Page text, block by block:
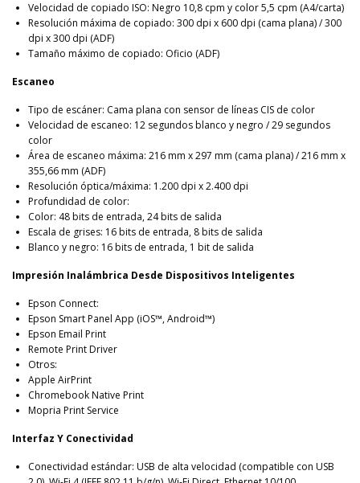
Velocidad de copiado ISO: Negro 10,8 cpm y color 5,5 cpm (A4/carta)
Resolución máxima de copiado: 300 dpi x 600 dpi (cama plana) / 300
dpi x 300 dpi (ADF)
Tamaño máximo de copiado: Oficio (ADF)
Escaneo
Tipo de escáner: Cama plana con sensor de líneas CIS de color
Velocidad de escaneo: 12 segundos blanco y negro / 29 segundos
color
Área de escaneo máxima: 216 mm x 297 mm (cama plana) / 216 mm x
355,66 mm (ADF)
Resolución óptica/máxima: 1.200 dpi x 2.400 dpi
Profundidad de color:
Color: 48 bits de entrada, 24 bits de salida
Escala de grises: 16 bits de entrada, 8 bits de salida
Blanco y negro: 16 bits de entrada, 1 bit de salida
Impresión Inalámbrica Desde Dispositivos Inteligentes
Epson Connect:
Epson Smart Panel App (iOS™, Android™)
Epson Email Print
Remote Print Driver
Otros:
Apple AirPrint
Chromebook Native Print
Mopria Print Service
Interfaz Y Conectividad
Conectividad estándar: USB de alta velocidad (compatible con USB